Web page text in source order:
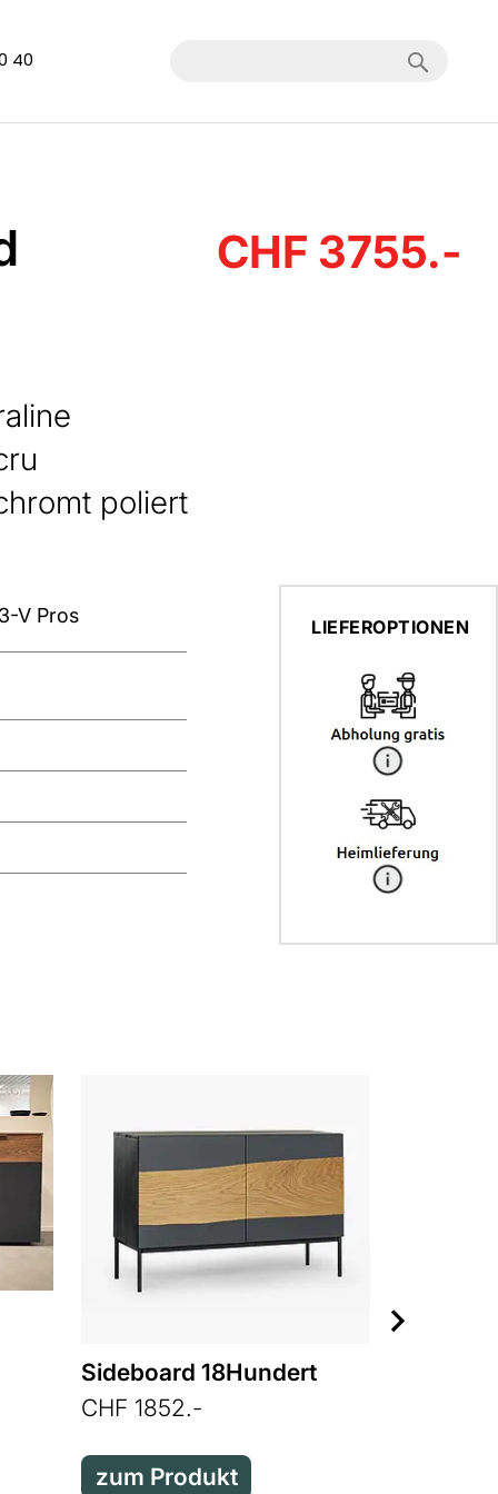
40
CHF 3755.-
poliert
V Pros LIEFEROPTIONEN
Sideboard 18Hundert
CHF 1852.-
zum Produkt